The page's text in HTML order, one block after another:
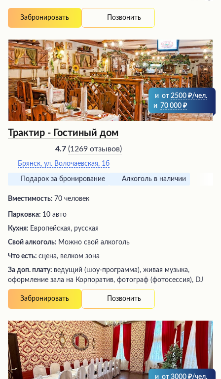
официантов. Гости отмечают, что заведение идеально
подходит для проведения торжественных
где можно насладиться изысканной атмосферой и
высоким уровнем организации. Посетители остаются
довольны обслуживанием, разумными ценами и
рекомендуют это место своим близким.
Забронировать Позвонить
и от 2500
/чел.
и 70 000
Трактир - Гостиный дом
4.7 (1269 отзывов)
Брянск, ул. Волочаевская, 1б
Подарок за бронирование Алкоголь в наличии
Вместимость: 70 человек
Парковка: 10 авто
Кухня: Европейская, русская
Свой алкоголь: Можно свой алкоголь
Что есть: сцена, велком зона
За доп. плату: ведущий (шоу-программа), живая музыка,
оформление зала на Корпоратив, фотограф (фотосессия), DJ
Забронировать Позвонить
и от 3000 /чел.